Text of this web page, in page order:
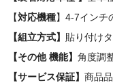
【対応機種】4-7インチ
【組立方式】 貼り付け
【その他 機能】 角度調
【サービス保証】 商品